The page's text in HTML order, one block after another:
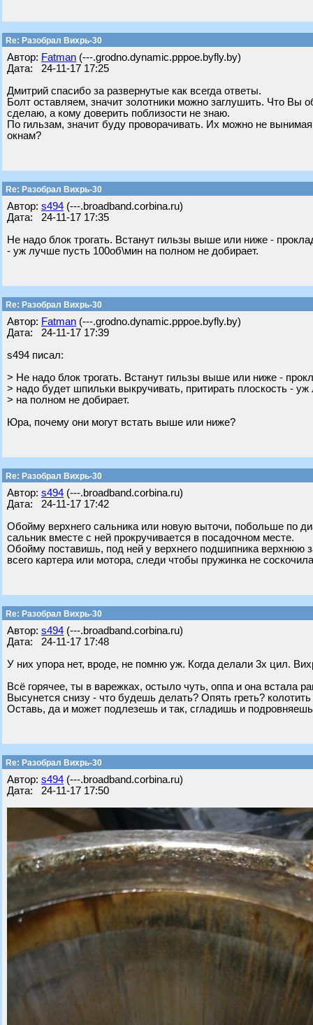
Re: Разобрал Вихрь-30
Автор: Fatman (---.grodno.dynamic.pppoe.byfly.by)
Дата: 24-11-17 17:25
Дмитрий спасибо за развернутые как всегда ответы.
Болт оставляем, значит золотники можно заглушить. Что
сделаю, а кому доверить поблизости не знаю.
По гильзам, значит буду проворачивать. Их можно не
окнам?
Re: Разобрал Вихрь-30
Автор: s494 (---.broadband.corbina.ru)
Дата: 24-11-17 17:35
Не надо блок трогать. Встанут гильзы выше или ниже -
- уж лучше пусть 100об\мин на полном не добирает.
Re: Разобрал Вихрь-30
Автор: Fatman (---.grodno.dynamic.pppoe.byfly.by)
Дата: 24-11-17 17:39
s494 писал:
> Не надо блок трогать. Встанут гильзы выше или ниже -
> надо будет шпильки выкручивать, притирать плоскость -
> на полном не добирает.
Юра, почему они могут встать выше или ниже?
Re: Разобрал Вихрь-30
Автор: s494 (---.broadband.corbina.ru)
Дата: 24-11-17 17:42
Обойму верхнего сальника или новую выточи, побольше по
сальник вместе с ней прокручивается в посадочном месте.
Обойму поставишь, под ней у верхнего подшипника
всего картера или мотора, следи чтобы пружинка не
Re: Разобрал Вихрь-30
Автор: s494 (---.broadband.corbina.ru)
Дата: 24-11-17 17:48
У них упора нет, вроде, не помню уж. Когда делали 3х цил.
Всё горячее, ты в варежках, остыло чуть, оппа и она встала
Высунется снизу - что будешь делать? Опять греть?
Оставь, да и может подлезешь и так, сгладишь и
Re: Разобрал Вихрь-30
Автор: s494 (---.broadband.corbina.ru)
Дата: 24-11-17 17:50